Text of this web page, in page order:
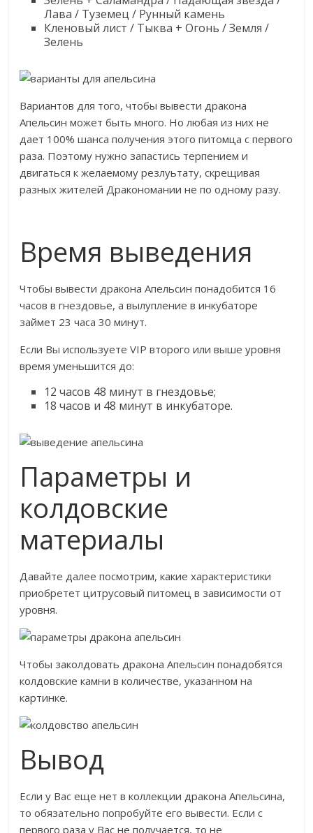
Лава / Туземец / Рунный камень
Кленовый лист / Тыква + Огонь / Земля /
Зелень
Вариантов для того, чтобы вывести дракона
Апельсин может быть много. Но любая из них не
дает 100% шанса получения этого питомца с первого
раза. Поэтому нужно запастись терпением и
двигаться к желаемому резлуьтату, скрещивая
разных жителей Дракономании не по одному разу.
Время выведения
Чтобы вывести дракона Апельсин понадобится 16
часов в гнездовье, а вылупление в инкубаторе
займет 23 часа 30 минут.
Если Вы используете VIP второго или выше уровня
время уменьшится до:
12 часов 48 минут в гнездовье;
18 часов и 48 минут в инкубаторе.
Параметры и
колдовские
материалы
Давайте далее посмотрим, какие характеристики
приобретет цитрусовый питомец в зависимости от
уровня.
Чтобы заколдовать дракона Апельсин понадобятся
колдовские камни в количестве, указанном на
картинке.
Вывод
Если у Вас еще нет в коллекции дракона Апельсина,
то обязательно попробуйте его вывести. Если с
первого раза у Вас не получается, то не